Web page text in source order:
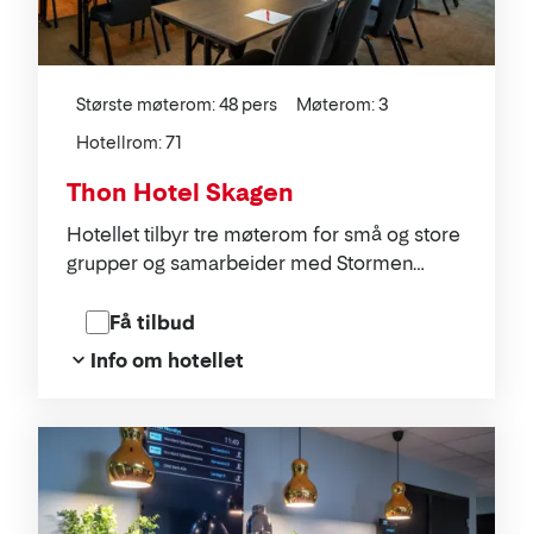
Thon Hotel Skagen
Hotellet tilbyr tre møterom for små og store
grupper og samarbeider med Stormen
personer.
Største møterom: 48 pers
Møterom: 3
Hotellrom: 71
Få tilbud
Info om hotellet